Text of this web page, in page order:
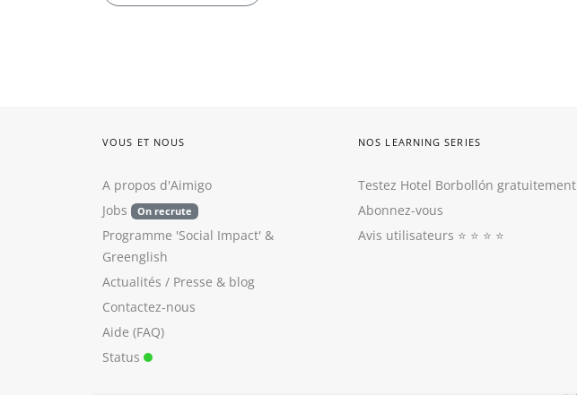
VOUS ET NOUS
A propos d'Aimigo
Jobs
On recrute
Programme 'Social Impact' &
Greenglish
Actualités / Presse & blog
Contactez-nous
Aide (FAQ)
Status
NOS LEARNING SERIES
Testez Hotel Borbollón gratuitement
Abonnez-vous
Avis utilisateurs ⭐️ ⭐️ ⭐️ ⭐️